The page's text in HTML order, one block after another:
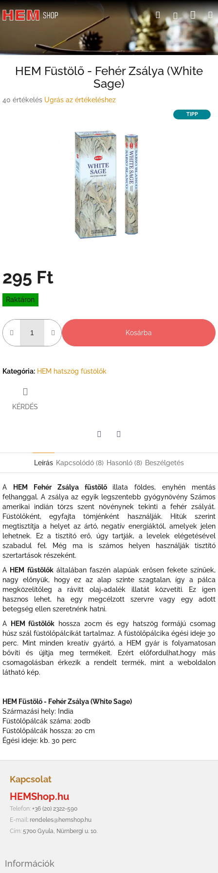
Ugrás
a
Keresés
HEM Füstölő - Fehér Zsálya (White
Sage)
A
40 értékelés Ugrás az értékeléshez
TIPP
295 Ft
Egységár:
Raktáron
Kosárba
Kategória: HEM hatszög füstölők
KÉRDÉS
Leírás Kapcsolódó (8) Hasonló (8) Beszélgetés
A HEM Fehér Zsálya füstölő illata földes, enyhén mentás
felhanggal. A zsálya az egyik legszentebb gyógynövény Számos
amerikai indián törzs szent növénynek tekinti a fehér zsályát.
Füstölőként, egyfajta tömjénként használják. Hitük szerint
megtisztítja a helyet az ártó, negatív energiáktól, amelyek jelen
lehetnek. Ez a tisztító erő, úgy tartják, a levelek elégetésével
szabadul fel. Még ma is számos helyen használják tisztító
szertartások részeként.
A HEM füstölőkáltalában faszén alapúak erősen fekete színűek,
nagy előnyük, hogy ez az alap szinte szagtalan, így a pálca
megközelítőleg a rávitt olaj-adalék illatát közvetíti. Ez igen
hasznos lehet, ha egy megcélzott szervre vagy egy adott
betegség ellen szeretnénk hatni.
A
HEM füstölők hossza 20cm és egy hatszög formájú csomag
húsz szál füstölőpálcikát tartalmaz. A füstölőpálcika égési ideje 30
perc. Mint minden kreatív gyártó, a HEM gyár is folyamatosan
bővíti és újítja meg termékeit. Ezért előfordulhat,hogy más
csomagolásban érkezik a rendelt termék, mint a weboldalon
látható kép.
HEM Füstölő - Fehér Zsálya (White Sage)
Származási hely: India
Füstölőpálcák száma: 20db
Füstölőpálcák hossza: 20 cm
Égési ideje: kb. 30 perc
Kapcsolat
HEMShop.hu
Telefon: +36 (20) 2322-590
E-mail: rendeles@hemshop.hu
Cím: 5700 Gyula, Nürnbergi u. 10.
Információk